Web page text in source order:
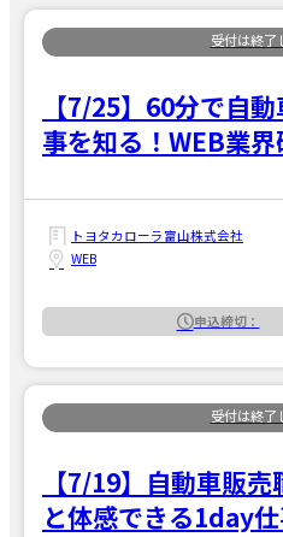
【7/25】60分で自
事を知る！WEB業
トヨタカローラ富山株式会社
WEB
申込締切：
【7/19】自動車販
と体感できる1day仕